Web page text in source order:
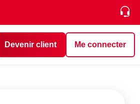
Devenir client Me connecter